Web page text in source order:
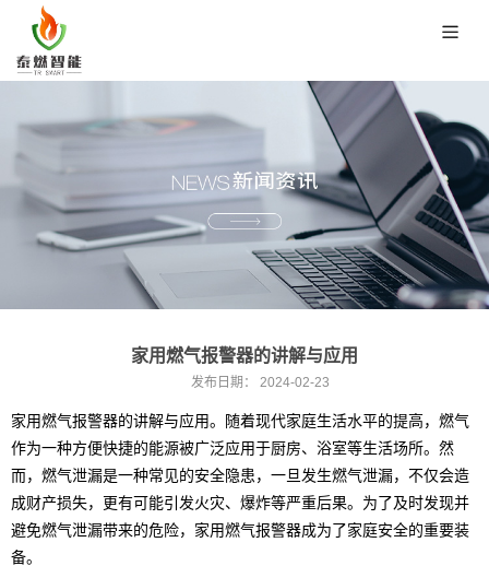
家用燃气报警器的讲解与应用
发布日期： 2024-02-23
家用燃气报警器的讲解与应用。随着现代家庭生活水平的提高，燃气
作为一种方便快捷的能源被广泛应用于厨房、浴室等生活场所。然
而，燃气泄漏是一种常见的安全隐患，一旦发生燃气泄漏，不仅会造
成财产损失，更有可能引发火灾、爆炸等严重后果。为了及时发现并
避免燃气泄漏带来的危险，家用燃气报警器成为了家庭安全的重要装
备。